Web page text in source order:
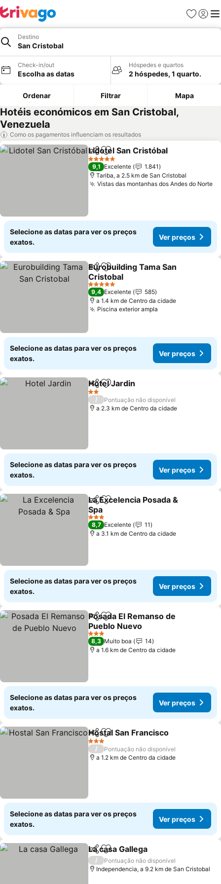
Favoritos
Iniciar
Destino
San Cristobal
Check-in/out
Escolha as datas
Hóspedes e quartos
2 hóspedes, 1 quarto.
Ordenar Filtrar Mapa
Hotéis económicos em San Cristobal,
Venezuela
Como os pagamentos influenciam os resultados
PartilharAdicionar aos favoritos
Lidotel San Cristóbal
5 Estrelas
9,1 Excelente
1.841
Tariba, a 2.5 km de San Cristobal
Vistas das montanhas dos Andes do Norte
Selecione as datas para ver os preços
exatos.
Ver preços
PartilharAdicionar aos favoritos
Eurobuilding Tama San
Cristobal
Ver preços
5 Estrelas
9,4 Excelente
585
a 1.4 km de Centro da cidade
Piscina exterior ampla
Selecione as datas para ver os preços
exatos.
Ver preços
PartilharAdicionar aos favoritos
Hotel Jardin
2 Estrelas
/
Pontuação não disponível
a 2.3 km de Centro da cidade
Selecione as datas para ver os preços
exatos.
Ver preços
PartilharAdicionar aos favoritos
La Excelencia Posada &
Spa
Ver preços
3 Estrelas
8,7 Excelente
11
a 3.1 km de Centro da cidade
Selecione as datas para ver os preços
exatos.
Ver preços
PartilharAdicionar aos favoritos
Posada El Remanso de
Pueblo Nuevo
Ver preços
3 Estrelas
8,3 Muito boa
14
a 1.6 km de Centro da cidade
Selecione as datas para ver os preços
exatos.
Ver preços
PartilharAdicionar aos favoritos
Hostal San Francisco
3 Estrelas
/
Pontuação não disponível
a 1.2 km de Centro da cidade
Selecione as datas para ver os preços
exatos.
Ver preços
PartilharAdicionar aos favoritos
La casa Gallega
/
Pontuação não disponível
Independencia, a 9.2 km de San Cristobal